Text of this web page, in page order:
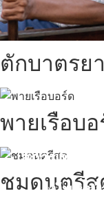
นับหิ่งห้
ตักบาตรย
พายเรือบ
ชมดนตรีส
สถานที่ท่อง
"ตลาดน้ำอัมพวา"